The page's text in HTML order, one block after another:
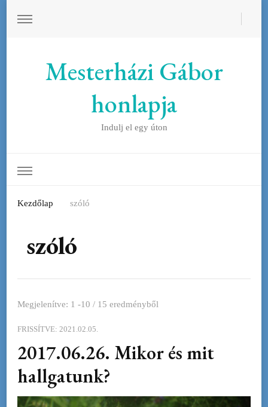
Mesterházi Gábor
honlapja
Indulj el egy úton
Kezdőlap szóló
szóló
Megjelenítve: 1 -10 / 15 eredményből
FRISSÍTVE: 2021.02.05.
2017.06.26. Mikor és mit
hallgatunk?